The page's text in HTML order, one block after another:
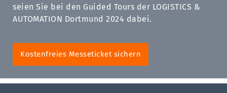
seien Sie bei den Guided Tours der LOGISTICS &
AUTOMATION Dortmund 2024 dabei.
Kostenfreies Messeticket sichern